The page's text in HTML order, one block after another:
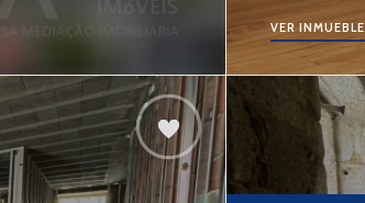
VER INMUEBLE